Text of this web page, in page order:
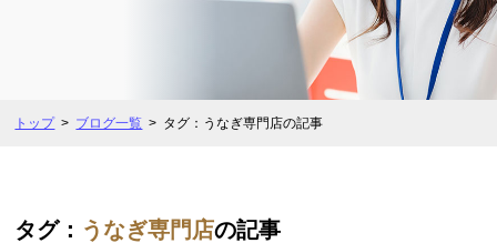
トップ ブログ一覧 タグ：うなぎ専門店の記事
タグ： うなぎ専門店の記事